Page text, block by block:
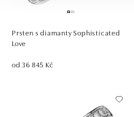
Prsten s diamanty Sophisticated
Love
od 36 845 Kč